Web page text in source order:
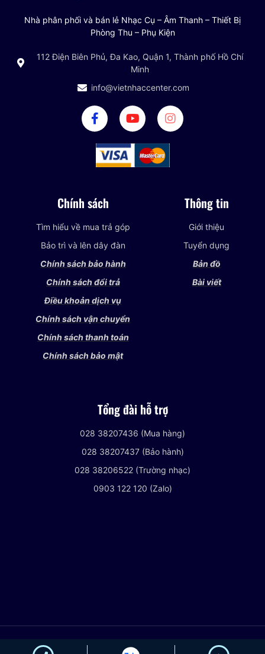
Nhà phân phối và bán lẻ Nhạc Cụ – Âm Thanh – Thiết Bị
Phòng Thu – Phụ Kiện
112 Điện Biên Phủ, Đa Kao, Quận 1, Thành phố Hồ Chí
Minh
info@vietnhaccenter.com
Chính sách
Tìm hiểu về mua trả góp
Bảo trì và lên dây đàn
Chính sách bảo hành
Chính sách đổi trả
Điều khoản dịch vụ
Chính sách vận chuyển
Chính sách thanh toán
Chính sách bảo mật
Thông tin
Giới thiệu
Tuyển dụng
Bản đồ
Bài viết
Tổng đài hỗ trợ
028 38207436 (Mua hàng)
028 38207437 (Bảo hành)
028 38206522 (Trường nhạc)
0903 122 120 (Zalo)
© 2021 VIETNHACCENTER